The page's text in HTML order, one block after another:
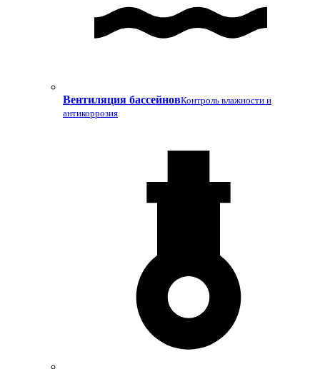
Вентиляция бассейновКонтроль влажности и
антикоррозия